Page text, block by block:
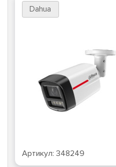
Dahua
Артикул: 348249